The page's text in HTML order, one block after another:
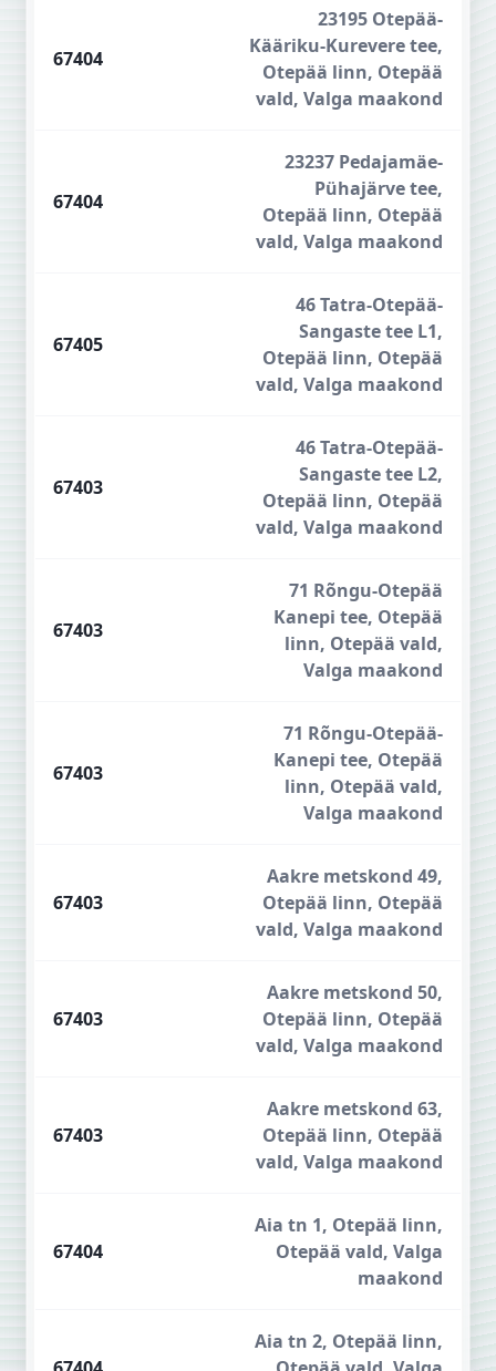
67404
23195 Otepää-
Kääriku-Kurevere tee,
Otepää linn, Otepää
vald, Valga maakond
67404
23237 Pedajamäe-
Pühajärve tee,
Otepää linn, Otepää
vald, Valga maakond
67405
46 Tatra-Otepää-
Sangaste tee L1,
Otepää linn, Otepää
vald, Valga maakond
67403
46 Tatra-Otepää-
Sangaste tee L2,
Otepää linn, Otepää
vald, Valga maakond
67403
71 Rõngu-Otepää
Kanepi tee, Otepää
linn, Otepää vald,
Valga maakond
67403
71 Rõngu-Otepää-
Kanepi tee, Otepää
linn, Otepää vald,
Valga maakond
67403
Aakre metskond 49,
Otepää linn, Otepää
vald, Valga maakond
67403
Aakre metskond 50,
Otepää linn, Otepää
vald, Valga maakond
67403
Aakre metskond 63,
Otepää linn, Otepää
vald, Valga maakond
67404
Aia tn 1, Otepää linn,
Otepää vald, Valga
maakond
Aia tn 2, Otepää linn,